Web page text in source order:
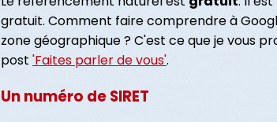
gratuit. Comment faire comprendre à
zone géographique ? C'est ce que je vous
post 'Faites parler de vous'.
Un numéro de SIRET